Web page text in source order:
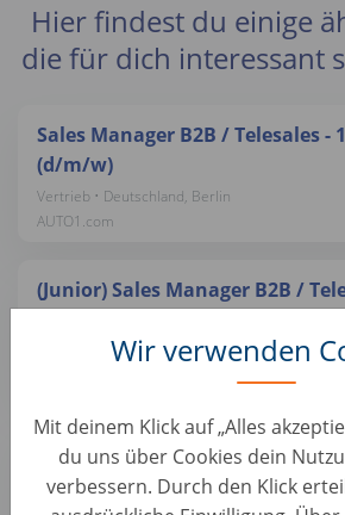
Wir verwenden
Mit deinem Klick auf „Alles
du uns über Cookies dein
verbessern. Durch den Klick
Hier findest du einige
die für dich interessant
Sales Manager B2B / Telesales -
(d/m/w)
Vertrieb • Deutschland, Berlin
AUTO1.com
(Junior) Sales Manager B2B /
Vertrieb • Deutschland, Berlin
Mitarbeiter B2B Telesales -
Möglichkeit (d/m/w)
Vertrieb • Deutschland, Berlin